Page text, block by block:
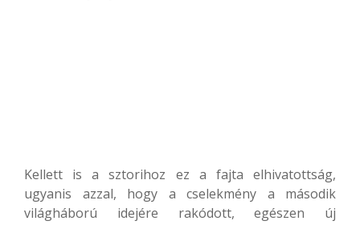
Kellett is a sztorihoz ez a fajta elhivatottság,
ugyanis azzal, hogy a cselekmény a második
világháború idejére rakódott, egészen új